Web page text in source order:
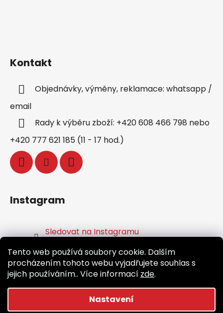
Tento web používá soubory cookie. Dalším
procházením tohoto webu vyjadřujete souhlas s
jejich používáním.. Více informací zde.
Nastavení
Kontakt
Objednávky, výměny, reklamace: whatsapp /
email
Rady k výběru zboží: +420 608 466 798 nebo
+420 777 621 185 (11 - 17 hod.)
Instagram
Sledovat na Instagramu
Facebook